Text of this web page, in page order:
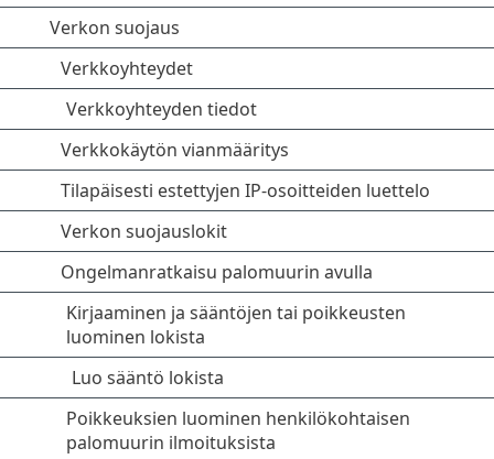
Verkon suojaus
Verkkoyhteydet
Verkkoyhteyden tiedot
Verkkokäytön vianmääritys
Tilapäisesti estettyjen IP-osoitteiden luettelo
Verkon suojauslokit
Ongelmanratkaisu palomuurin avulla
Kirjaaminen ja sääntöjen tai poikkeusten
luominen lokista
Luo sääntö lokista
Poikkeuksien luominen henkilökohtaisen
palomuurin ilmoituksista